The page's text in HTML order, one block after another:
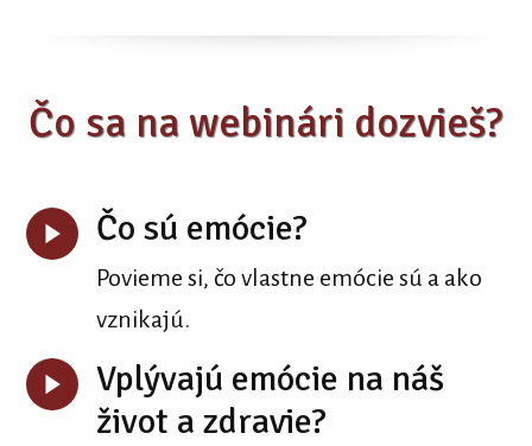
Čo sa na webinári dozvieš?
Čo sú emócie?
Povieme si, čo vlastne emócie sú a ako
vznikajú.
Vplývajú emócie na náš
život a zdravie?